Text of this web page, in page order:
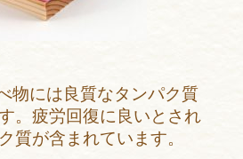
物には良質なタンパク質
。疲労回復に良いとされ
質が含まれています。